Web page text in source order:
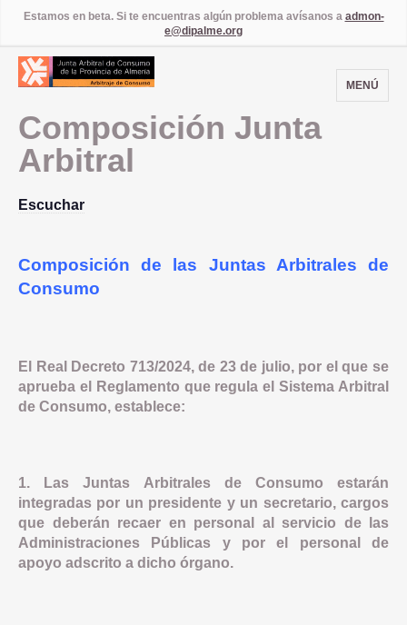
Estamos en beta. Si te encuentras algún problema avísanos a admon-
e@dipalme.org
MENÚ
Composición Junta
Arbitral
Escuchar
Composición de las Juntas Arbitrales de
Consumo
El Real Decreto 713/2024, de 23 de julio, por el que se
aprueba el Reglamento que regula el Sistema Arbitral
de Consumo, establece:
1. Las Juntas Arbitrales de Consumo estarán
integradas por un presidente y un secretario, cargos
que deberán recaer en personal al servicio de las
Administraciones Públicas y por el personal de
apoyo adscrito a dicho órgano.